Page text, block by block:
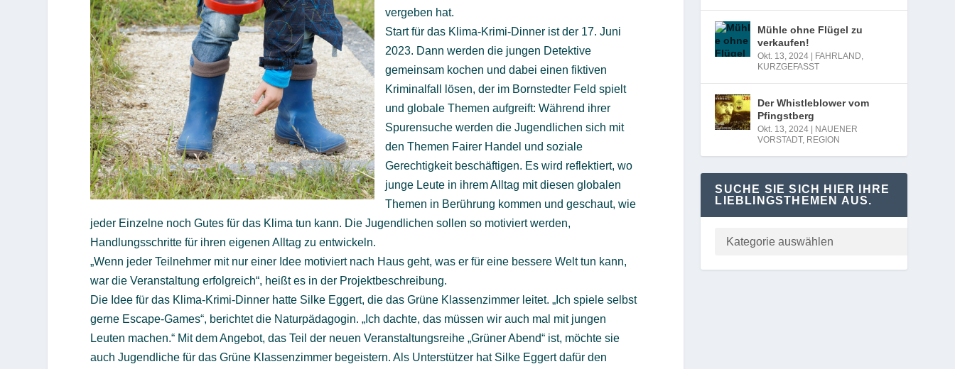
vergeben hat.
Start für das Klima-Krimi-Dinner ist der 17. Juni
2023. Dann werden die jungen Detektive
gemeinsam kochen und dabei einen fiktiven
Kriminalfall lösen, der im Bornstedter Feld spielt
und globale Themen aufgreift: Während ihrer
Spurensuche werden die Jugendlichen sich mit
den Themen Fairer Handel und soziale
Gerechtigkeit beschäftigen. Es wird reflektiert, wo
junge Leute in ihrem Alltag mit diesen globalen
Themen in Berührung kommen und geschaut, wie
jeder Einzelne noch Gutes für das Klima tun kann. Die Jugendlichen sollen so motiviert werden,
Handlungsschritte für ihren eigenen Alltag zu entwickeln.
„Wenn jeder Teilnehmer mit nur einer Idee motiviert nach Haus geht, was er für eine bessere Welt tun kann,
war die Veranstaltung erfolgreich“, heißt es in der Projektbeschreibung.
Die Idee für das Klima-Krimi-Dinner hatte Silke Eggert, die das Grüne Klassenzimmer leitet. „Ich spiele selbst
gerne Escape-Games“, berichtet die Naturpädagogin. „Ich dachte, das müssen wir auch mal mit jungen
Leuten machen.“ Mit dem Angebot, das Teil der neuen Veranstaltungsreihe „Grüner Abend“ ist, möchte sie
auch Jugendliche für das Grüne Klassenzimmer begeistern. Als Unterstützer hat Silke Eggert dafür den
Mühle ohne Flügel zu
verkaufen!
Okt. 13, 2024 FAHRLAND,
KURZGEFASST
Der Whistleblower vom
Pfingstberg
Okt. 13, 2024
NAUENER
VORSTADT, REGION
SUCHE SIE SICH HIER IHRE
LIEBLINGSTHEMEN AUS.